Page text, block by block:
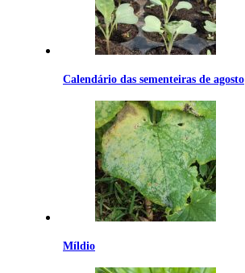
Calendário das sementeiras de agosto
Míldio